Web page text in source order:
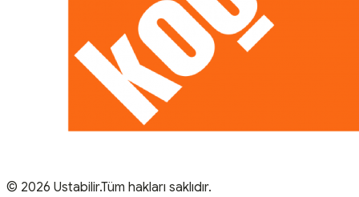
© 2026 Ustabilir.Tüm hakları saklıdır.